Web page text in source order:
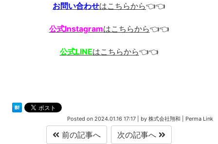
お問い合わせはこちらから👈👈
公式Instagramはこちらから👈👈
公式LINEはこちらから👈👈
Posted on 2024.01.16 17:17 by 株式会社翔和 Perma Link
前の記事へ 次の記事へ